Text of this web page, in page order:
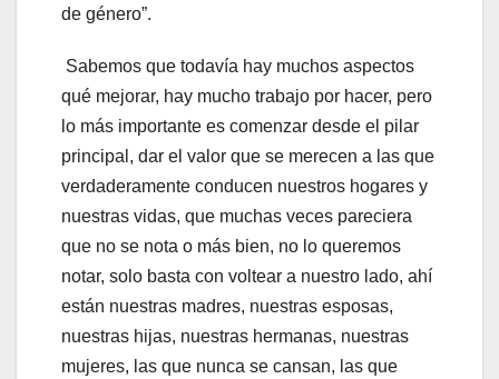
de género”.
Sabemos que todavía hay muchos aspectos
qué mejorar, hay mucho trabajo por hacer, pero
lo más importante es comenzar desde el pilar
principal, dar el valor que se merecen a las que
verdaderamente conducen nuestros hogares y
nuestras vidas, que muchas veces pareciera
que no se nota o más bien, no lo queremos
notar, solo basta con voltear a nuestro lado, ahí
están nuestras madres, nuestras esposas,
nuestras hijas, nuestras hermanas, nuestras
mujeres, las que nunca se cansan, las que